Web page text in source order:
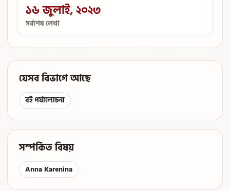
১৬ জুলাই, ২০২৩
সর্বশেষ লেখা
যেসব বিভাগে আছে
বই পর্যালোচনা
সম্পর্কিত বিষয়
Anna Karenina